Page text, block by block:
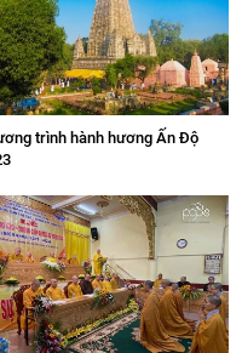
trình hành hương Ấn Độ